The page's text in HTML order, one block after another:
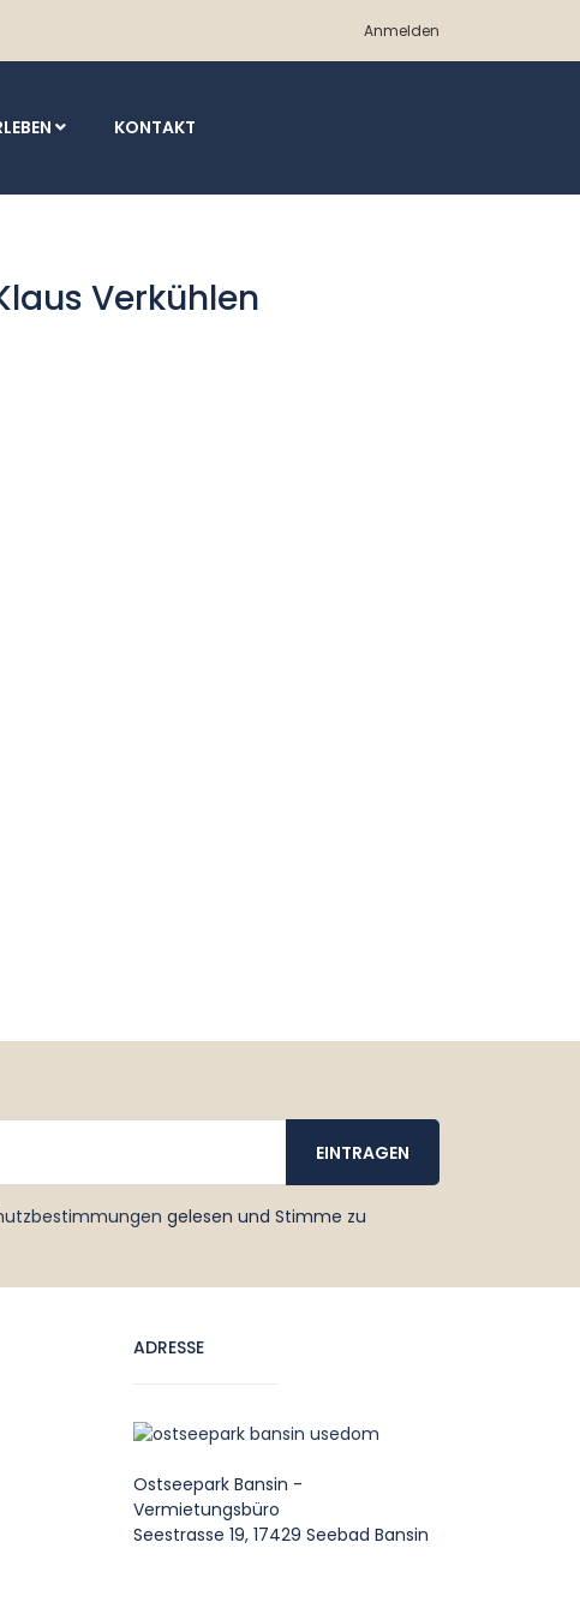
Anmelden
KONTAKT
Verkühlen
gelesen und Stimme zu
ADRESSE
Ostseepark Bansin -
Vermietungsbüro
Seestrasse 19, 17429 Seebad Bansin